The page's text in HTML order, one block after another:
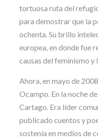
tortuosa ruta del
para demostrar que la
ochenta. Su brillo
europea, en donde fue
causas del feminismo y
Ahora, en mayo de
Ocampo. En la noche
Cartago. Era líder
publicado cuentos y
sostenía en medios de